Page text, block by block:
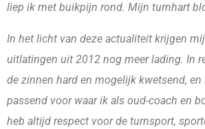
liep ik met buikpijn rond. Mijn turnhart
In het licht van deze actualiteit krijgen
uitlatingen uit 2012 nog meer lading. In
de zinnen hard en mogelijk kwetsend,
passend voor waar ik als oud-coach en
heb altijd respect voor de turnsport,